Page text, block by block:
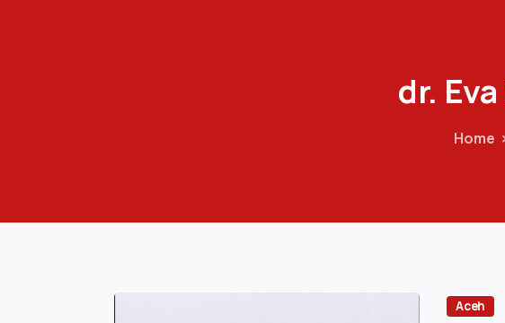
dr. Eva
Home
Aceh